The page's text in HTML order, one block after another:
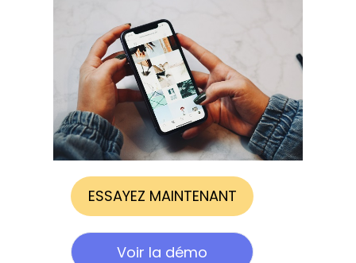
ESSAYEZ MAINTENANT
Voir la démo